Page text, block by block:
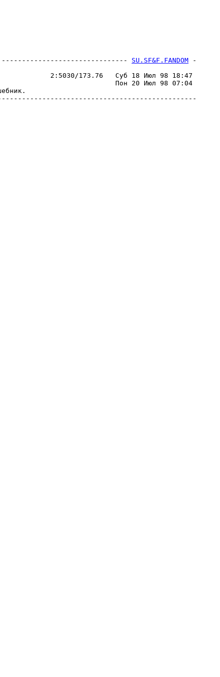
------------------------------- SU.SF&F.FANDOM -
из 3769
2:5030/173.76   Суб 18 Июл 98 18:47
Пон 20 Июл 98 07:04
Волшебник.